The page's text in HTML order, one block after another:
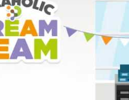
CHANGE
FUTURE PROOFING